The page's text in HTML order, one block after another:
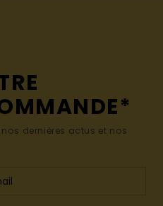
dernières actus et nos